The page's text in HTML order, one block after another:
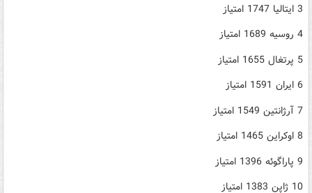
3 ایتالیا 1747 امتیاز
4 روسیه 1689 امتیاز
5 پرتغال 1655 امتیاز
6 ایران 1591 امتیاز
7 آرژانتین 1549 امتیاز
8 اوكراین 1465 امتیاز
9 پاراگوئه 1396 امتیاز
10 ژاپن 1383 امتیاز